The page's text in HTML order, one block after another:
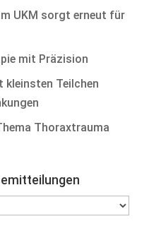
UKM sorgt erneut für
mit Präzision
kleinsten Teilchen
Thoraxtrauma